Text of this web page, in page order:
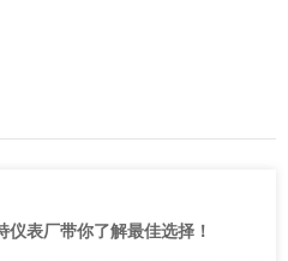
表厂带你了解最佳选择！